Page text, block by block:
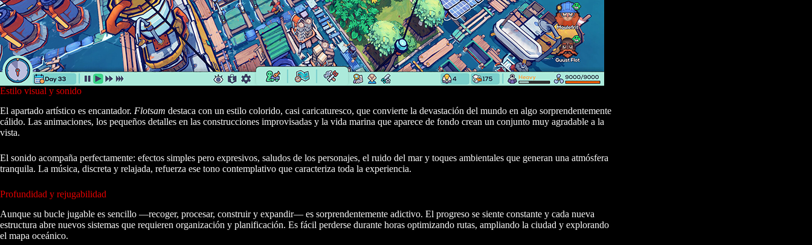
Estilo visual y sonido
El apartado artístico es encantador. Flotsam destaca con un estilo colorido, casi caricaturesco, que convierte la devastación del mundo en algo sorprendentemente
cálido. Las animaciones, los pequeños detalles en las construcciones improvisadas y la vida marina que aparece de fondo crean un conjunto muy agradable a la
vista.
El sonido acompaña perfectamente: efectos simples pero expresivos, saludos de los personajes, el ruido del mar y toques ambientales que generan una atmósfera
tranquila. La música, discreta y relajada, refuerza ese tono contemplativo que caracteriza toda la experiencia.
Profundidad y rejugabilidad
Aunque su bucle jugable es sencillo —recoger, procesar, construir y expandir— es sorprendentemente adictivo. El progreso se siente constante y cada nueva
estructura abre nuevos sistemas que requieren organización y planificación. Es fácil perderse durante horas optimizando rutas, ampliando la ciudad y explorando
el mapa oceánico.